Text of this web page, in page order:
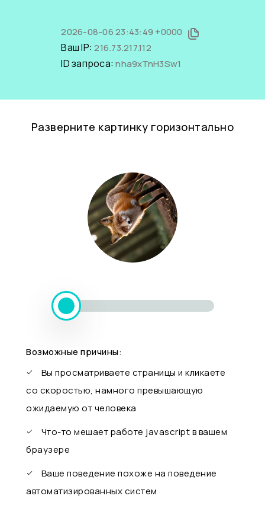
2026-08-06 23:43:49 +0000
Ваш IP:216.73.217.112
ID запроса:nha9xTnH3Sw1
Разверните картинку горизонтально
Возможные причины:
Вы просматриваете страницы и кликаете
со скоростью, намного превышающую
ожидаемую от человека
Что-то мешает работе javascript в вашем
браузере
Ваше поведение похоже на поведение
автоматизированных систем